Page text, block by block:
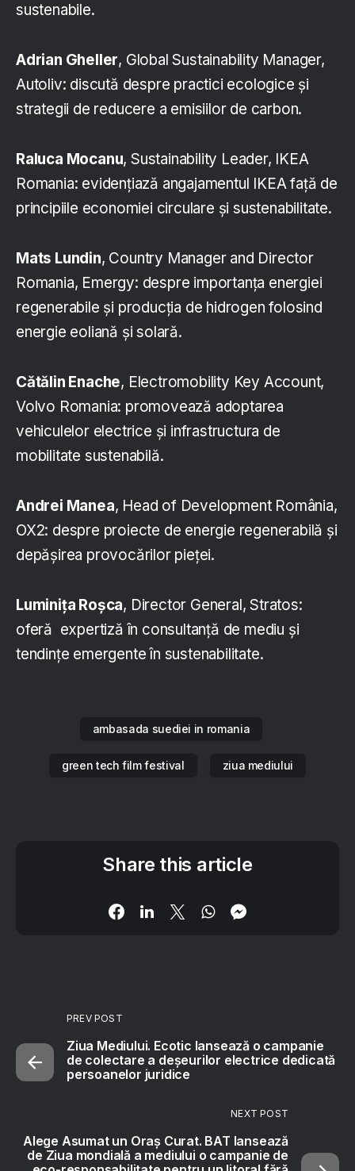
sustenabile.
Adrian Gheller, Global Sustainability Manager,
Autoliv: discută despre practici ecologice și
strategii de reducere a emisiilor de carbon.
Raluca Mocanu, Sustainability Leader, IKEA
Romania: evidențiază angajamentul IKEA față de
principiile economiei circulare și sustenabilitate.
Mats Lundin, Country Manager and Director
Romania, Emergy: despre importanța energiei
regenerabile și producția de hidrogen folosind
energie eoliană și solară.
Cătălin Enache, Electromobility Key Account,
Volvo Romania: promovează adoptarea
vehiculelor electrice și infrastructura de
mobilitate sustenabilă.
Andrei Manea, Head of Development România,
OX2: despre proiecte de energie regenerabilă și
depășirea provocărilor pieței.
Luminița Roșca, Director General, Stratos:
oferă expertiză în consultanță de mediu și
tendințe emergente în sustenabilitate.
ambasada suediei in romania
green tech film festival ziua mediului
Share this article
PREV POST
Ziua Mediului. Ecotic lansează o campanie
de colectare a deșeurilor electrice dedicată
persoanelor juridice
NEXT POST
Alege Asumat un Oraș Curat. BAT lansează
de Ziua mondială a mediului o campanie de